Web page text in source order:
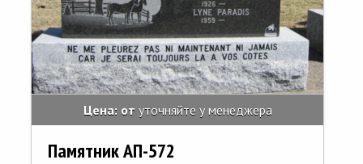
Цена: от уточняйте у менеджера
Памятник АП-572